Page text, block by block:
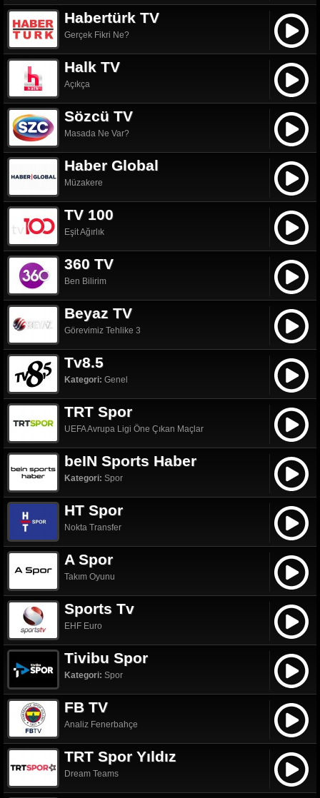
Habertürk TV
Gerçek Fikri Ne?
Halk TV
Açıkça
Sözcü TV
Masada Ne Var?
Haber Global
Müzakere
TV 100
Eşit Ağırlık
360 TV
Ben Bilirim
Beyaz TV
Görevimiz Tehlike 3
Tv8.5
Kategori: Genel
TRT Spor
UEFA Avrupa Ligi Öne Çıkan Maçlar
beIN Sports Haber
Kategori: Spor
HT Spor
Nokta Transfer
A Spor
Takım Oyunu
Sports Tv
EHF Euro
Tivibu Spor
Kategori: Spor
FB TV
Analiz Fenerbahçe
TRT Spor Yıldız
Dream Teams